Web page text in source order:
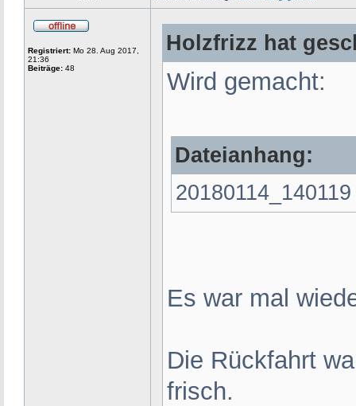
Registriert: Mo 28. Aug 2017,
21:36
Beiträge: 48
Holzfrizz hat
Wird gemacht:
Dateianhang:
Es war mal
Die Rückfahrt
frisch.